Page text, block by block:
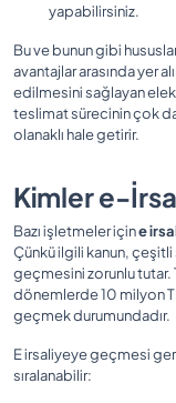
yapabilirsiniz.
Bu ve bunun gibi
avantajlar arasında yer
edilmesini sağlayan
teslimat sürecinin çok
olanaklı hale getirir.
Kimler e-
Bazı işletmeler içine
Çünkü ilgili kanun, çeşitli
geçmesini zorunlu tutar.
dönemlerde 10 milyon
geçmek durumundadır.
E irsaliyeye geçmesi
sıralanabilir: